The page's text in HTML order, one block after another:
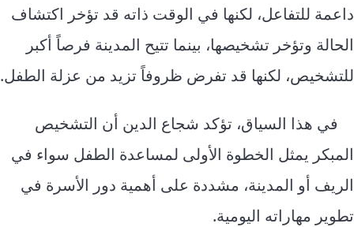
داعمة للتفاعل، لكنها في الوقت ذاته قد تؤخر اكتشاف
الحالة وتؤخر تشخيصها، بينما تتيح المدينة فرصاً أكبر
للتشخيص، لكنها قد تفرض ظروفاً تزيد من عزلة الطفل.
في هذا السياق، تؤكد شجاع الدين أن التشخيص
المبكر يمثل الخطوة الأولى لمساعدة الطفل سواء في
الريف أو المدينة، مشددة على أهمية دور الأسرة في
تطوير مهاراته اليومية.